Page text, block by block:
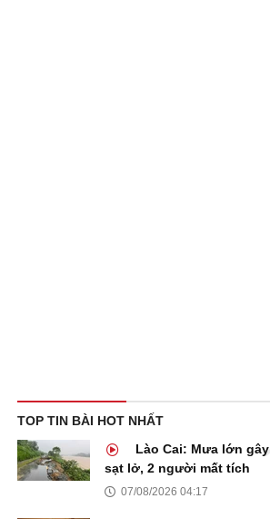
TOP TIN BÀI HOT NHẤT
Lào Cai: Mưa lớn gây
sạt lở, 2 người mất tích
07/08/2026 04:17